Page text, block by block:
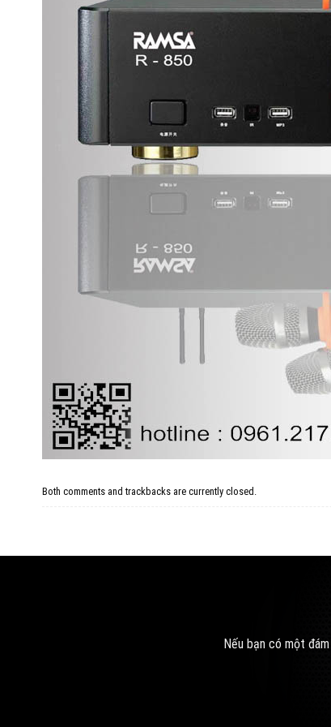
Both comments and trackbacks are currently closed.
Nếu bạn có một